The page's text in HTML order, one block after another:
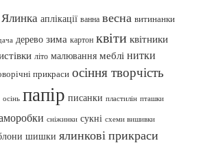
Ялинка аплікації ванна весна витинанки
дерево зима картон квіти квітники
літо малювання меблі нитки
прикраси осіння творчість
осінь папір писанки пластилін пташки
сніжинки сукні схеми вишивки
шишки ялинкові прикраси